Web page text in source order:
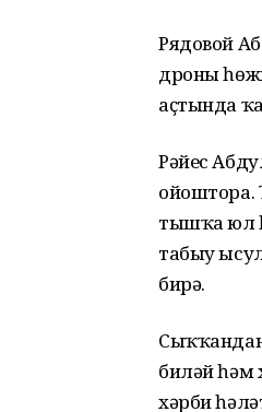
Рядовой
дроны
аҫтында
Рәйес
ойоштора.
тышҡа юл
табыу
бирә.
биләй һәм
хәрби